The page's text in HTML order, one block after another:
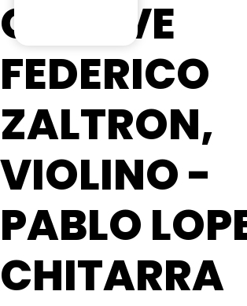
OF LOVE
FEDERICO
ZALTRON,
VIOLINO -
PABLO
CHITARRA